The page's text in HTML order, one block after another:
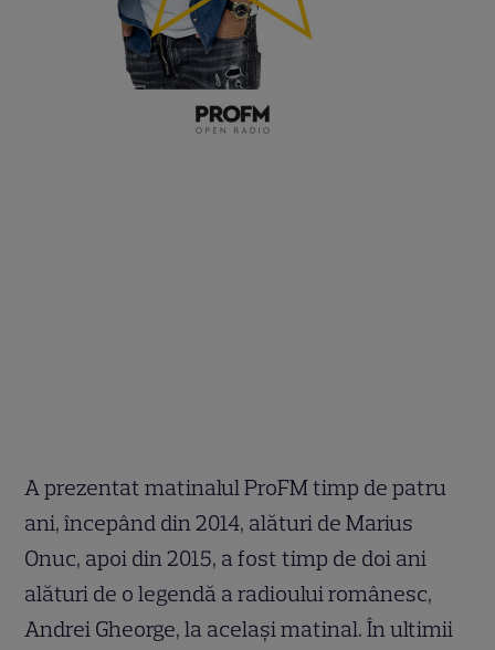
A prezentat matinalul ProFM timp de patru
ani, începând din 2014, alături de Marius
Onuc, apoi din 2015, a fost timp de doi ani
alături de o legendă a radioului românesc,
Andrei Gheorge, la același matinal. În ultimii